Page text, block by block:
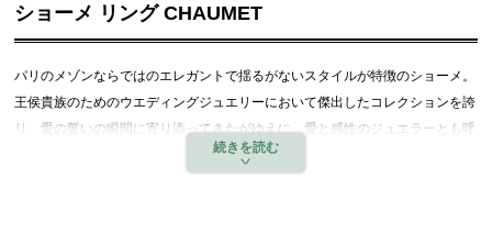
ショーメ リング CHAUMET
パリのメゾンならではのエレガントで揺るがないスタイルが特徴のショーメ。
王侯貴族のためのウエディングジュエリーにおいて傑出したコレクションを誇
り、愛の誓いの瞬間に寄り添ってきたがゆえに、愛と感性のジュエラーとも呼
ばれています。そんなショーメのリングは愛を記念するギフトにぴったり。